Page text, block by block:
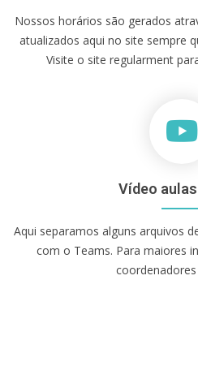
Nossos horários são gerados
atualizados aqui no site sempre
Visite o site regularment
Vídeo
Aqui separamos alguns arquivos
com o Teams. Para maiores